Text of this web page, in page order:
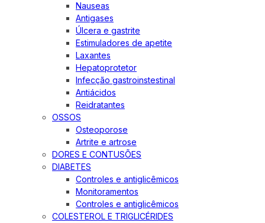
Nauseas
Antigases
Úlcera e gastrite
Estimuladores de apetite
Laxantes
Hepatoprotetor
Infecção gastroinstestinal
Antiácidos
Reidratantes
OSSOS
Osteoporose
Artrite e artrose
DORES E CONTUSÕES
DIABETES
Controles e antiglicêmicos
Monitoramentos
Controles e antiglicêmicos
COLESTEROL E TRIGLICÉRIDES